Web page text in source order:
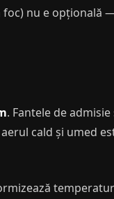
foc) nu e opțională
. Fantele de
cald și umed